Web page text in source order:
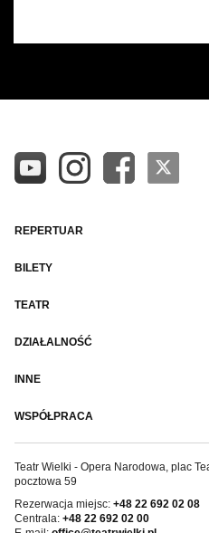
REPERTUAR
BILETY
TEATR
DZIAŁALNOŚĆ
INNE
WSPÓŁPRACA
Teatr Wielki - Opera Narodowa, plac
pocztowa 59
Rezerwacja miejsc: +48 22 692 02 08
Centrala: +48 22 692 02 00